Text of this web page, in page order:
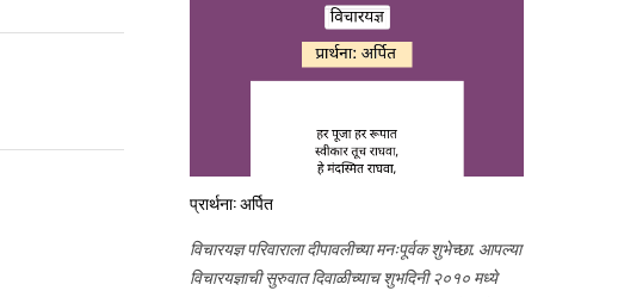
जाणून घेण्याचा हा प्रयत्न...
प्रार्थना: अर्पित
विचारयज्ञ परिवाराला दीपावलीच्या मनःपूर्वक शुभेच्छा. आपल्या
विचारयज्ञाची सुरुवात दिवाळीच्याच शुभदिनी २०१० मध्ये